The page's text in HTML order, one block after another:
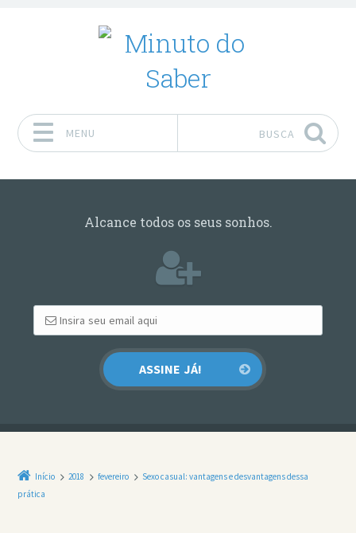
MENU BUSCA
Alcance todos os seus sonhos.
Início 2018 fevereiro
Sexo casual: vantagens e desvantagens dessa
prática